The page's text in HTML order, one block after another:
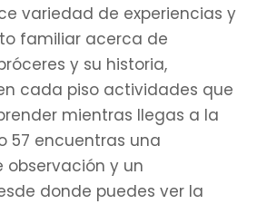
variedad de experiencias y
familiar acerca de
y su historia,
cada piso actividades que
mientras llegas a la
57 encuentras una
y un
donde puedes ver la